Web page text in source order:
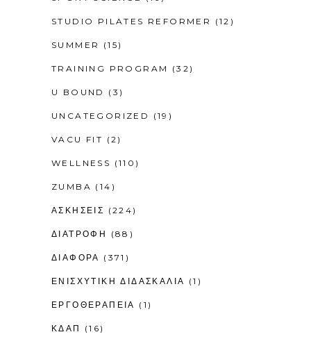
STUDIO PILATES REFORMER (12)
SUMMER (15)
TRAINING PROGRAM (32)
U BOUND (3)
UNCATEGORIZED (19)
VACU FIT (2)
WELLNESS (110)
ZUMBA (14)
ΑΣΚΗΣΕΙΣ (224)
ΔΙΑΤΡΟΦΗ (88)
ΔΙΑΦΟΡΑ (371)
ΕΝΙΣΧΥΤΙΚΉ ΔΙΔΑΣΚΑΛΊΑ (1)
ΕΡΓΟΘΕΡΑΠΕΊΑ (1)
ΚΔΑΠ (16)